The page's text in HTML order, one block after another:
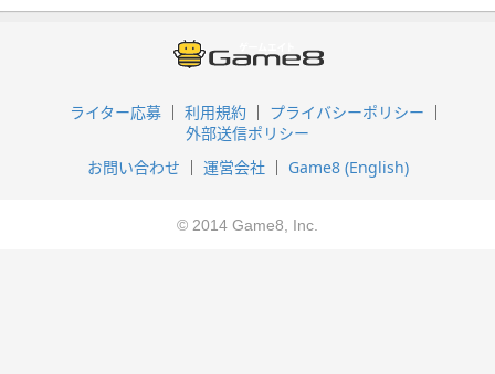
ライター応募 利用規約
プライバシーポリシー
外部送信ポリシー
お問い合わせ
運営会社 Game8 (English)
© 2014 Game8, Inc.